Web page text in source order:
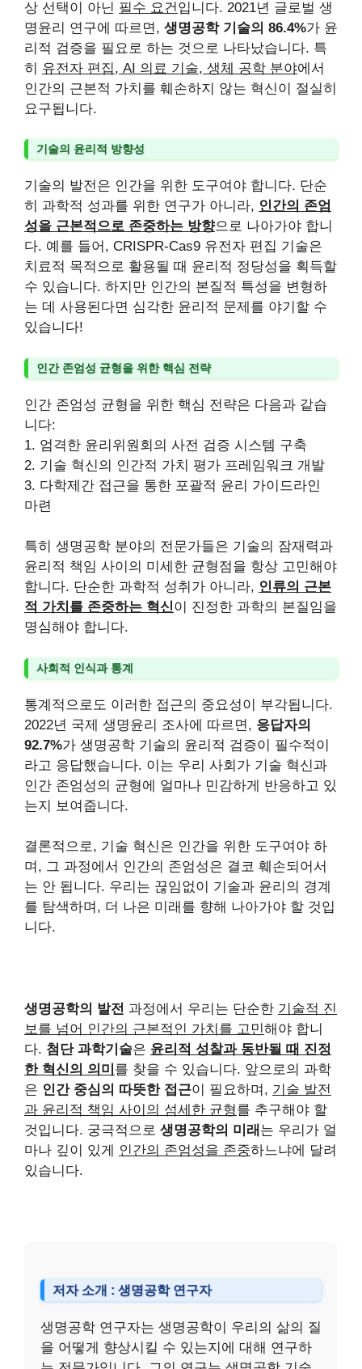
상 선택이 아닌 필수 요건 입니다. 2021년 글로벌 생
명윤리 연구에 따르면, 생명공학 기술의 86.4%가 윤
리적 검증을 필요로 하는 것으로 나타났습니다. 특
히 유전자 편집, AI 의료 기술, 생체 공학 분야에서
인간의 근본적 가치를 훼손하지 않는 혁신이 절실히
요구됩니다.
기술의 윤리적 방향성
기술의 발전은 인간을 위한 도구여야 합니다. 단순
히 과학적 성과를 위한 연구가 아니라, 인간의 존엄
성을 근본적으로 존중하는 방향으로 나아가야 합니
다. 예를 들어, CRISPR-Cas9 유전자 편집 기술은
치료적 목적으로 활용될 때 윤리적 정당성을 획득할
수 있습니다. 하지만 인간의 본질적 특성을 변형하
는 데 사용된다면 심각한 윤리적 문제를 야기할 수
있습니다!
인간 존엄성 균형을 위한 핵심 전략
인간 존엄성 균형을 위한 핵심 전략은 다음과 같습
니다:
1. 엄격한 윤리위원회의 사전 검증 시스템 구축
2. 기술 혁신의 인간적 가치 평가 프레임워크 개발
3. 다학제간 접근을 통한 포괄적 윤리 가이드라인
마련
특히 생명공학 분야의 전문가들은 기술의 잠재력과
윤리적 책임 사이의 미세한 균형점을 항상 고민해야
합니다. 단순한 과학적 성취가 아니라, 인류의 근본
적 가치를 존중하는 혁신이 진정한 과학의 본질임을
명심해야 합니다.
사회적 인식과 통계
통계적으로도 이러한 접근의 중요성이 부각됩니다.
2022년 국제 생명윤리 조사에 따르면, 응답자의
92.7%가 생명공학 기술의 윤리적 검증이 필수적이
라고 응답했습니다. 이는 우리 사회가 기술 혁신과
인간 존엄성의 균형에 얼마나 민감하게 반응하고 있
는지 보여줍니다.
결론적으로, 기술 혁신은 인간을 위한 도구여야 하
며, 그 과정에서 인간의 존엄성은 결코 훼손되어서
는 안 됩니다. 우리는 끊임없이 기술과 윤리의 경계
를 탐색하며, 더 나은 미래를 향해 나아가야 할 것입
니다.
생명공학의 발전 과정에서 우리는 단순한 기술적 진
보를 넘어 인간의 근본적인 가치를 고민해야 합니
다. 첨단 과학기술은 윤리적 성찰과 동반될 때 진정
한 혁신의 의미 를 찾을 수 있습니다. 앞으로의 과학
은 인간 중심의 따뜻한 접근이 필요하며, 기술 발전
과 윤리적 책임 사이의 섬세한 균형를 추구해야 할
것입니다. 궁극적으로 생명공학의 미래 는 우리가 얼
마나 깊이 있게 인간의 존엄성을 존중하느냐에 달려
있습니다.
저자 소개 : 생명공학 연구자
생명공학 연구자는 생명공학이 우리의 삶의 질
을 어떻게 향상시킬 수 있는지에 대해 연구하